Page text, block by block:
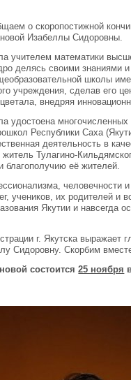
о скоропостижной
Изабеллы Сидоровны.
учителем математики
делясь своими знаниями
школы
учреждения, сделав его
внедряя
удостоена
Республики Саха
деятельность в
Тулагино-
благополучию её жителей.
человечности
учеников, их родителей
Якутии и навсегда
г. Якутска выражает
Сидоровну. Скорбим
состоится25 ноября